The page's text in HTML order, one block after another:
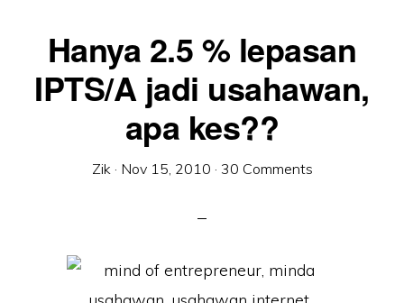
Hanya 2.5 % lepasan
IPTS/A jadi usahawan,
apa kes??
Zik· Nov 15, 2010 · 30 Comments